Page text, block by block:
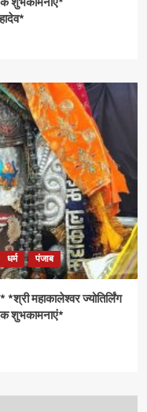
धर्म पंजाब
महाकालेश्वर ज्योतिर्लिंग
शुभकामनाएं*